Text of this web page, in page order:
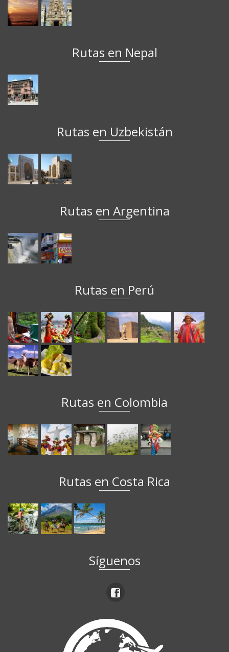
Rutas en Nepal
Rutas en Uzbekistán
Rutas en Argentina
Rutas en Perú
Rutas en Colombia
Rutas en Costa Rica
Síguenos